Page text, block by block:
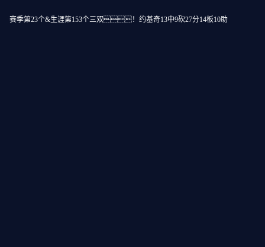
赛季第23个&生涯第153个三双！约基奇13中9砍27分14板10助